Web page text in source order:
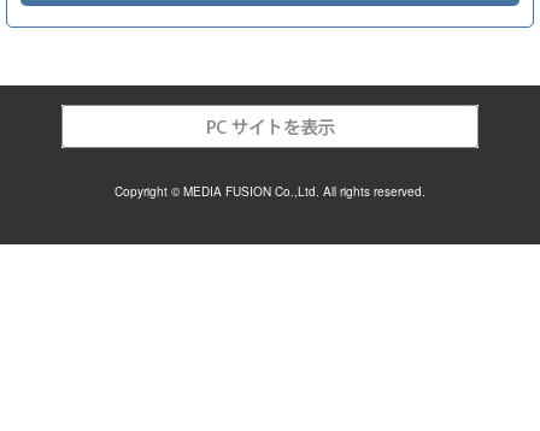
Copyright © MEDIA FUSION Co.,Ltd. All rights reserved.